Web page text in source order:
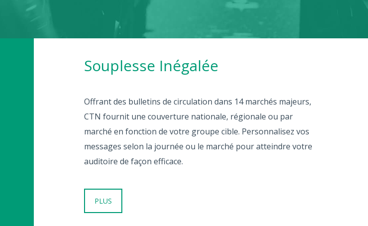
Souplesse Inégalée
Offrant des bulletins de circulation dans 14 marchés majeurs,
CTN fournit une couverture nationale, régionale ou par
marché en fonction de votre groupe cible. Personnalisez vos
messages selon la journée ou le marché pour atteindre votre
auditoire de façon efficace.
PLUS